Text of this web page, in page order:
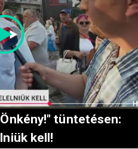
tüntetésen:
kell!